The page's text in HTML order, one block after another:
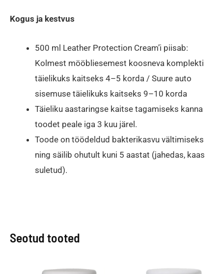
Kogus ja kestvus
500 ml Leather Protection Cream’i piisab:
Kolmest mööbliesemest koosneva komplekti
täielikuks kaitseks 4–5 korda / Suure auto
sisemuse täielikuks kaitseks 9–10 korda
Täieliku aastaringse kaitse tagamiseks kanna
toodet peale iga 3 kuu järel.
Toode on töödeldud bakterikasvu vältimiseks
ning säilib ohutult kuni 5 aastat (jahedas, kaas
suletud).
Seotud tooted